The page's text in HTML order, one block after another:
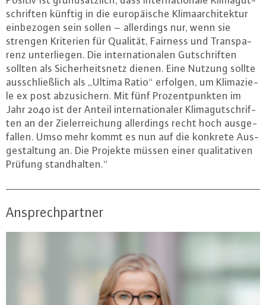
schrif­ten künftig in die eu­ro­päi­sche Kli­maar­chi­tek­tur
ein­be­zo­gen sein sollen – al­ler­dings nur, wenn sie
strengen Kriterien für Qualität, Fairness und Trans­pa­
renz un­ter­lie­gen. Die in­ter­na­tio­na­len Gut­schrif­ten
sollten als Si­cher­heits­netz dienen. Eine Nutzung sollte
aus­schließ­lich als „Ultima Ratio“ erfolgen, um Kli­ma­zie­
le ex post ab­zu­si­chern. Mit fünf Pro­zent­punk­ten im
Jahr 2040 ist der Anteil in­ter­na­tio­na­ler Kli­ma­gut­schrif­
ten an der Ziel­er­rei­chung al­ler­dings recht hoch aus­ge­
fal­len. Umso mehr kommt es nun auf die konkrete Aus­
ge­stal­tung an. Die Projekte müssen einer qua­li­ta­ti­ven
Prüfung stand­hal­ten.“
Ansprechpartner